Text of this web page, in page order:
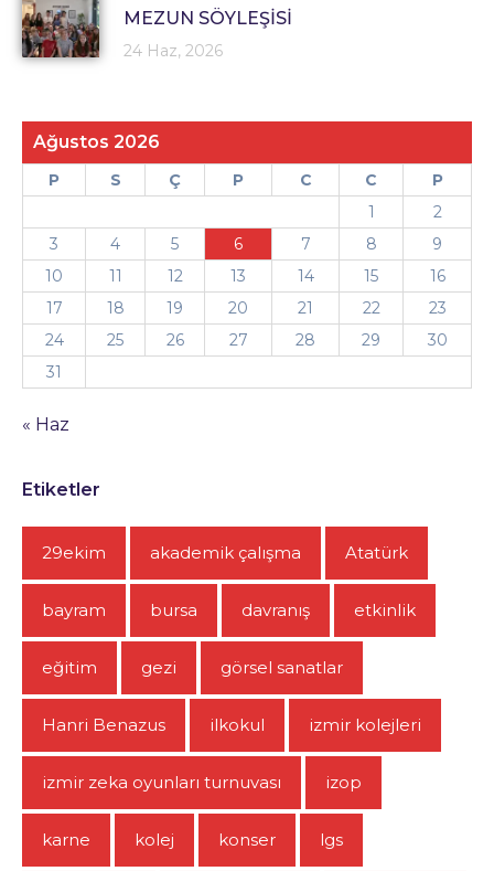
MEZUN SÖYLEŞİSİ
24 Haz, 2026
Ağustos 2026
P S Ç P C C
P
1
2
3
4 5 6 7 8
9
10
11 12 13 14 15
16
17
18 19 20 21 22
23
24
25 26 27 28 29
30
31
« Haz
Etiketler
29ekim akademik çalışma Atatürk
bayram bursa davranış etkinlik
eğitim gezi görsel sanatlar
Hanri Benazus ilkokul izmir kolejleri
izmir zeka oyunları turnuvası izop
karne kolej konser lgs